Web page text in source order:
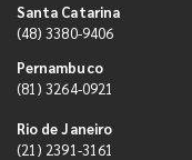
Santa Catarina
(48) 3380-9406
Pernambuco
(81) 3264-0921
Rio de Janeiro
(21) 2391-3161